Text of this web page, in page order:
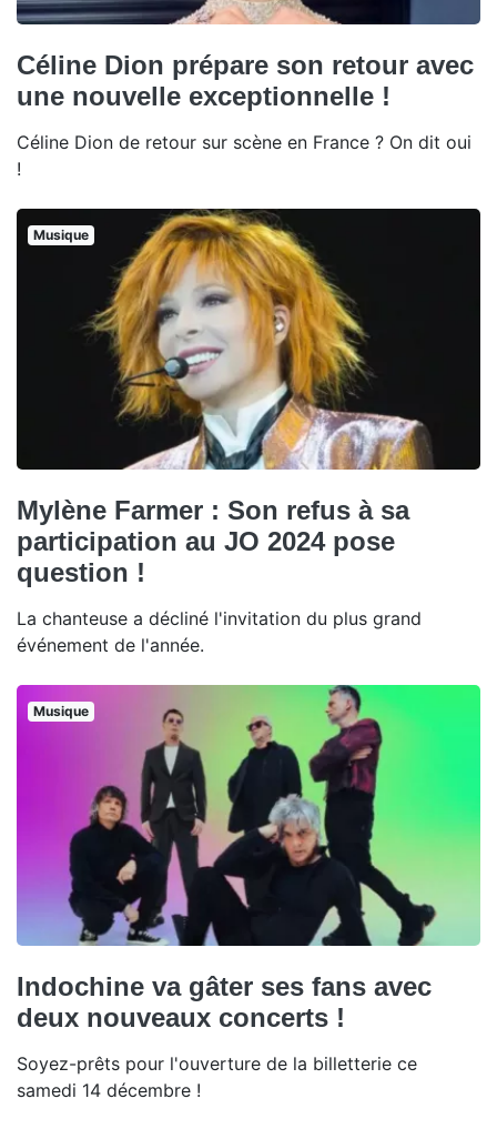
Céline Dion prépare son retour avec
une nouvelle exceptionnelle !
Céline Dion de retour sur scène en France ? On dit oui
!
Musique
Mylène Farmer : Son refus à sa
participation au JO 2024 pose
question !
La chanteuse a décliné l'invitation du plus grand
événement de l'année.
Musique
Indochine va gâter ses fans avec
deux nouveaux concerts !
Soyez-prêts pour l'ouverture de la billetterie ce
samedi 14 décembre !